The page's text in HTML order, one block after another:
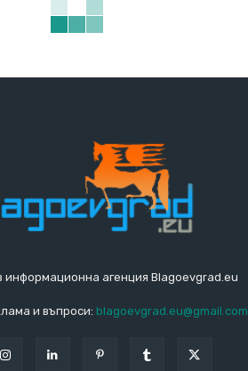
агенция Blagoevgrad.eu
и въпроси: blagoevgrad.eu@gmail.com